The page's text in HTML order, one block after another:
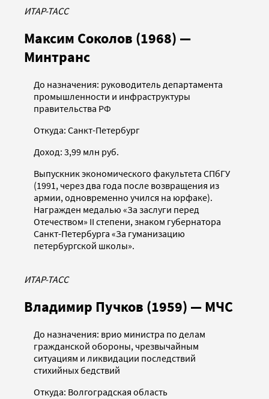
ИТАР-ТАСС
Максим Соколов (1968) —
Минтранс
До назначения: руководитель департамента
промышленности и инфраструктуры
правительства РФ
Откуда: Санкт-Петербург
Доход: 3,99 млн руб.
Выпускник экономического факультета СПбГУ
(1991, через два года после возвращения из
армии, одновременно учился на юрфаке).
Награжден медалью «За заслуги перед
Отечеством» II степени, знаком губернатора
Санкт-Петербурга «За гуманизацию
петербургской школы».
ИТАР-ТАСС
Владимир Пучков (1959) — МЧС
До назначения: врио министра по делам
гражданской обороны, чрезвычайным
ситуациям и ликвидации последствий
стихийных бедствий
Откуда: Волгоградская область